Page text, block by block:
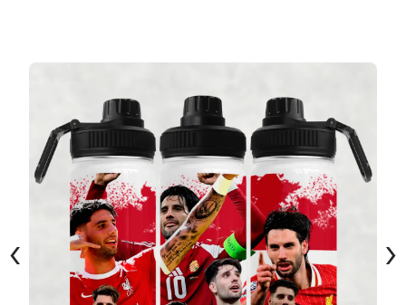
‹ ›